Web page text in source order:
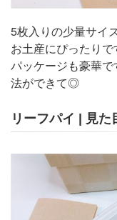
5枚入りの少量サイ
お土産にぴったりで
パッケージも豪華
法ができて◎
リーフパイ | 見た